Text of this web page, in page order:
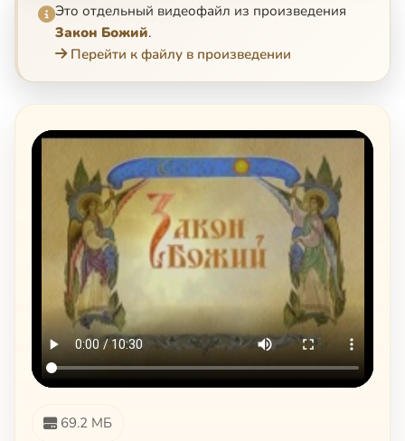
Это отдельный видеофайл из произведения
Закон Божий.
Перейти к файлу в произведении
69.2 МБ